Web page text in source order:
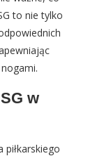
to nie tylko
w
piłkarskiego